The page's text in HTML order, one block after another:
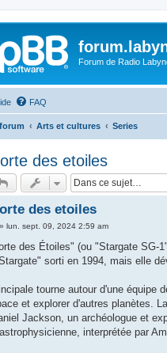
Forum de Radio
FAQ
Arts et cultures Series
des etoiles
des etoiles
lun. sept. 09, 2024 2:59 am
des Étoiles" (ou "Stargate SG-
sorti en 1994, mais elle
tourne autour d'une
et explorer d'autres planètes.
Jackson, un archéologue et
interprétée par